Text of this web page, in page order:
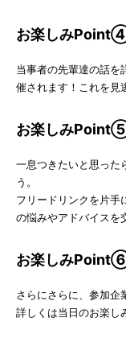
お楽しみ
当事者の先輩達の話を
催されます！これを見
お楽しみ
一息つきたいと思った
う。
フリードリンクを片手
の悩みやアドバイスを
お楽しみPoint⑥
さらにさらに、参加企
詳しくは当日のお楽し